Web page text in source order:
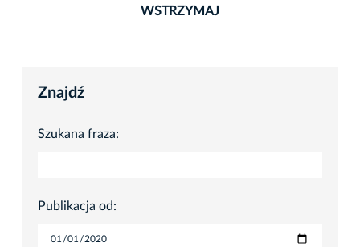
WSTRZYMAJ
Znajdź
Szukana fraza:
Publikacja od: